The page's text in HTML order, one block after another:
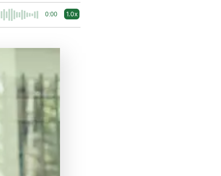
0:00 1.0x